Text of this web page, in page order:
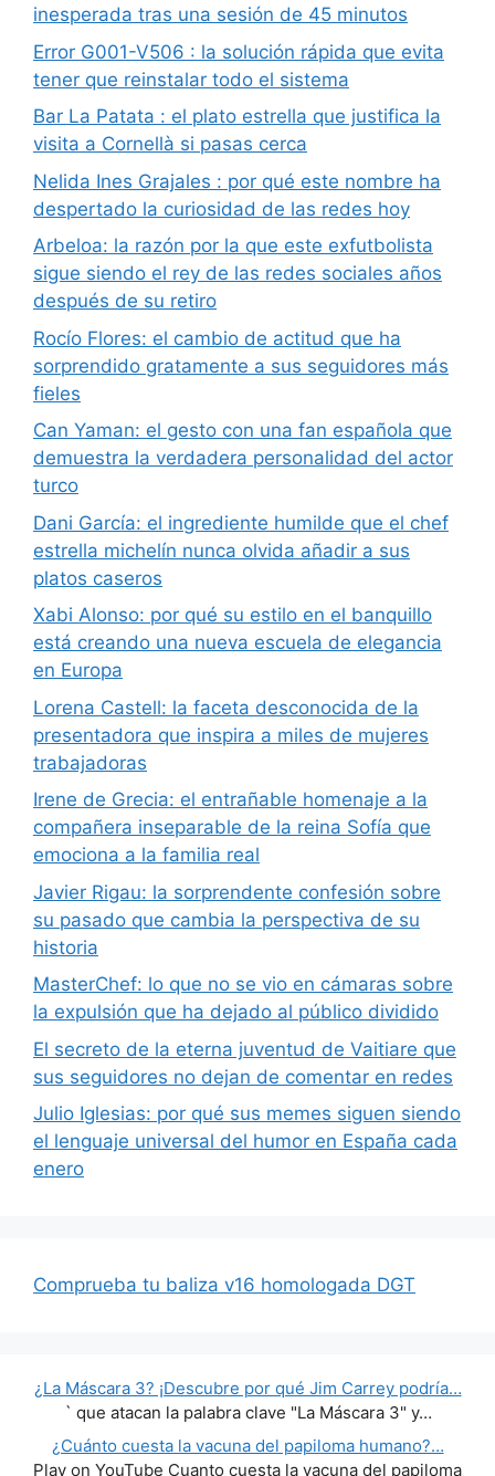
inesperada tras una sesión de 45 minutos
Error G001-V506 : la solución rápida que evita
tener que reinstalar todo el sistema
Bar La Patata : el plato estrella que justifica la
visita a Cornellà si pasas cerca
Nelida Ines Grajales : por qué este nombre ha
despertado la curiosidad de las redes hoy
Arbeloa: la razón por la que este exfutbolista
sigue siendo el rey de las redes sociales años
después de su retiro
Rocío Flores: el cambio de actitud que ha
sorprendido gratamente a sus seguidores más
fieles
Can Yaman: el gesto con una fan española que
demuestra la verdadera personalidad del actor
turco
Dani García: el ingrediente humilde que el chef
estrella michelín nunca olvida añadir a sus
platos caseros
Xabi Alonso: por qué su estilo en el banquillo
está creando una nueva escuela de elegancia
en Europa
Lorena Castell: la faceta desconocida de la
presentadora que inspira a miles de mujeres
trabajadoras
Irene de Grecia: el entrañable homenaje a la
compañera inseparable de la reina Sofía que
emociona a la familia real
Javier Rigau: la sorprendente confesión sobre
su pasado que cambia la perspectiva de su
historia
MasterChef: lo que no se vio en cámaras sobre
la expulsión que ha dejado al público dividido
El secreto de la eterna juventud de Vaitiare que
sus seguidores no dejan de comentar en redes
Julio Iglesias: por qué sus memes siguen siendo
el lenguaje universal del humor en España cada
enero
Comprueba tu baliza v16 homologada DGT
¿La Máscara 3? ¡Descubre por qué Jim Carrey podría…
` que atacan la palabra clave "La Máscara 3" y…
¿Cuánto cuesta la vacuna del papiloma humano?…
Play on YouTube Cuanto cuesta la vacuna del papiloma